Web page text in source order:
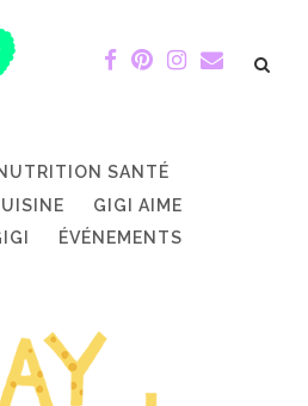
SANTÉ
GIGI AIME
ÉVÉNEMENTS